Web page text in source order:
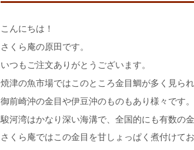
こんにちは！
さくら庵の原田です。
いつもご注文ありがとうございます。
焼津の魚市場ではこのところ金目鯛が多く見られ
御前崎沖の金目や伊豆沖のものもあり様々です。
駿河湾はかなり深い海溝で、全国的にも有数の
さくら庵ではこの金目を甘しょっぱく煮付けて